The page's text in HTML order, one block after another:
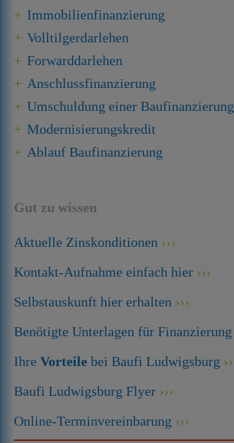
Immobilien­finanzierung
Volltilgerdarlehen
Forward­darlehen
Anschluss­finanzierung
Umschuldung einer Baufinanzierung
Modernisierungskredit
Ablauf Baufinanzierung
Gut zu wissen
Aktuelle Zinskonditionen
Kontakt-Aufnahme einfach hier
Selbstauskunft hier erhalten
Benötigte Unterlagen für Finanzierung
Ihre Vorteile bei Baufi Ludwigsburg
Baufi Ludwigsburg Flyer
Online-Terminvereinbarung